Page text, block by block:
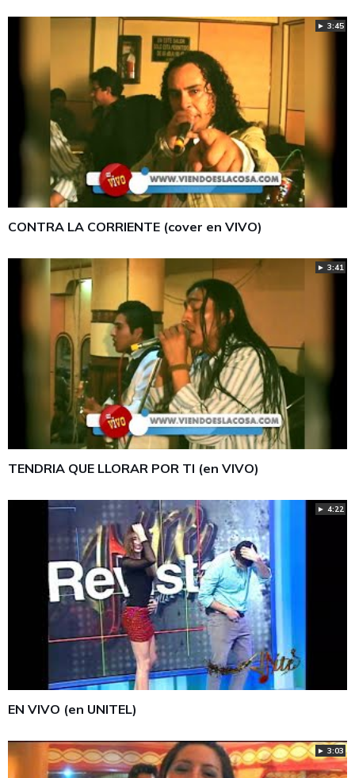
► 3:45
CONTRA LA CORRIENTE (cover en VIVO)
► 3:41
TENDRIA QUE LLORAR POR TI (en VIVO)
► 4:22
EN VIVO (en UNITEL)
► 3:03